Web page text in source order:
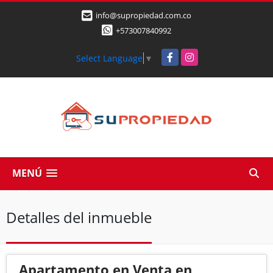
info@supropiedad.com.co
+573007840992
Select Language ▼ FacebookInstagram
MENÚ
Detalles del inmueble
Apartamento en Venta en